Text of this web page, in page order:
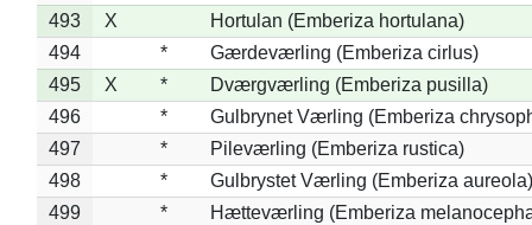
493
X
Hortulan (Emberiza hortulana)
494
*
Gærdeværling (Emberiza cirlus)
495
X *
Dværgværling (Emberiza pusilla)
496
*
Gulbrynet Værling (Emberiza
497
*
Pileværling (Emberiza rustica)
498
*
Gulbrystet Værling (Emberiza aureola)
499
* Hætteværling (Emberiza